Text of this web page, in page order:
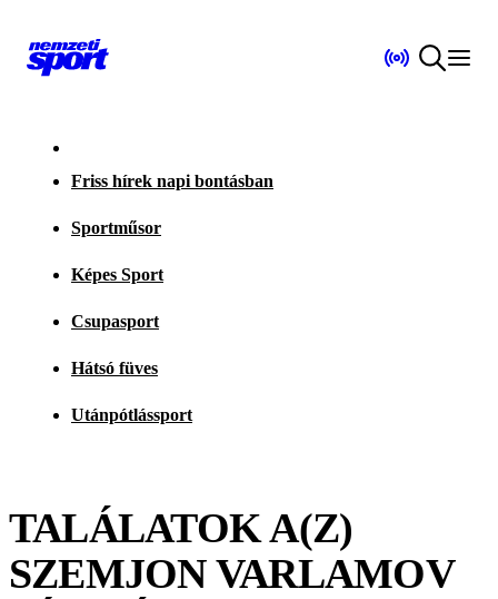
Friss hírek napi bontásban
Sportműsor
Képes Sport
Csupasport
Hátsó füves
Utánpótlássport
TALÁLATOK A(Z)
SZEMJON VARLAMOV